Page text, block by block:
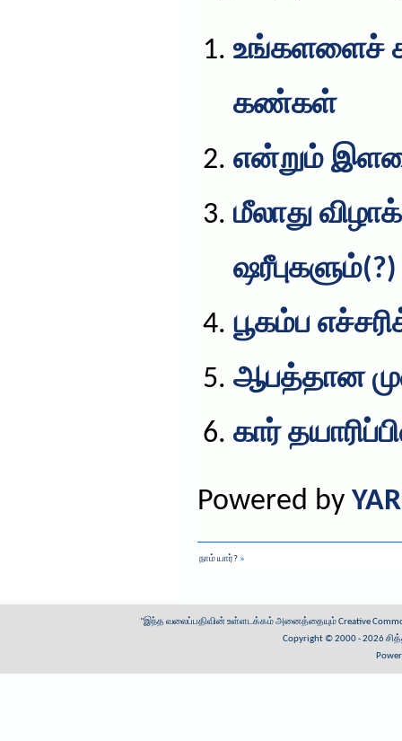
உங்களளைச்
கண்கள்
என்றும்
மீலாது
ஷரீபுகளும்(?)
பூகம்ப
ஆபத்தான
கார்
Powered by
நாம் யார்? »
"இந்த வலைப்பதிவின் உள்ளடக்கம் அனைத்தையும்Creative
Copyright © 2000 - 2026